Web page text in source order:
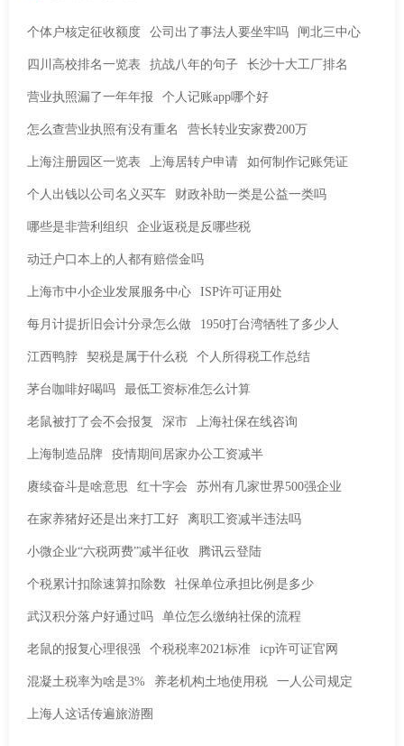
个体户核定征收额度 公司出了事法人要坐牢吗 闸北三中心
四川高校排名一览表 抗战八年的句子 长沙十大工厂排名
营业执照漏了一年年报 个人记账app哪个好
怎么查营业执照有没有重名 营长转业安家费200万
上海注册园区一览表 上海居转户申请 如何制作记账凭证
个人出钱以公司名义买车 财政补助一类是公益一类吗
哪些是非营利组织 企业返税是反哪些税
动迁户口本上的人都有赔偿金吗
上海市中小企业发展服务中心 ISP许可证用处
每月计提折旧会计分录怎么做 1950打台湾牺牲了多少人
江西鸭脖 契税是属于什么税 个人所得税工作总结
茅台咖啡好喝吗 最低工资标准怎么计算
老鼠被打了会不会报复 深市 上海社保在线咨询
上海制造品牌 疫情期间居家办公工资减半
赓续奋斗是啥意思 红十字会 苏州有几家世界500强企业
在家养猪好还是出来打工好 离职工资减半违法吗
小微企业“六税两费”减半征收 腾讯云登陆
个税累计扣除速算扣除数 社保单位承担比例是多少
武汉积分落户好通过吗 单位怎么缴纳社保的流程
老鼠的报复心理很强 个税税率2021标准 icp许可证官网
混凝土税率为啥是3% 养老机构土地使用税 一人公司规定
上海人这话传遍旅游圈